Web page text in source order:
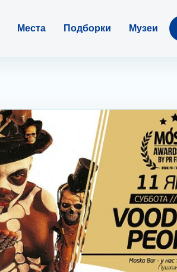
Места Подборки Музеи